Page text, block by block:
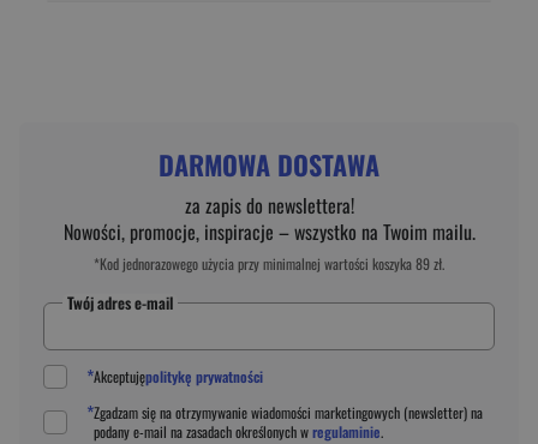
DARMOWA DOSTAWA
za zapis do newslettera!
Nowości, promocje, inspiracje – wszystko na Twoim mailu.
*Kod jednorazowego użycia przy minimalnej wartości koszyka 89 zł.
Twój adres e-mail
*Akceptujępolitykę prywatności
*Zgadzam się na otrzymywanie wiadomości marketingowych (newsletter) na
podanye-mail na zasadach określonych wregulaminie.